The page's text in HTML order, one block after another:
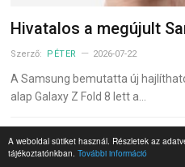
A weboldal sütiket használ. Részletek az
tájékoztatónkban. További információ
Hivatalos a megújult
Szerző: PÉTER 2026-07-22
A Samsung bemutatta új
alap Galaxy Z Fold 8 lett a…
Konyhai
a BlitzHome